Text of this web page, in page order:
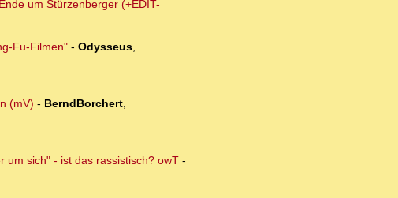
um Stürzenberger (+EDIT-
Fu-Filmen"- Odysseus,
(mV) - BerndBorchert,
um sich" - ist das rassistisch? owT-